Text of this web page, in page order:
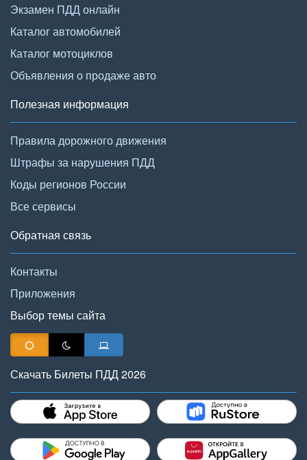
Экзамен ПДД онлайн
Каталог автомобилей
Каталог мотоциклов
Объявления о продаже авто
Полезная информация
Правила дорожного движения
Штрафы за нарушения ПДД
Коды регионов России
Все сервисы
Обратная связь
Контакты
Приложения
Выбор темы сайта
Скачать Билеты ПДД 2026